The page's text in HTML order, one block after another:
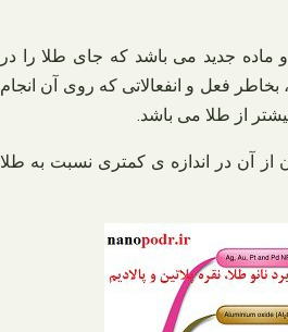
و ماده جدید می باشد که جای طلا را در
فعل و انفعالاتی که روی آن انجام
از طلا می باشد.
از آن در اندازه ی کمتری نسبت به طلا